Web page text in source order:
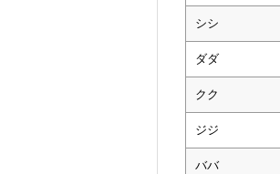
シシ
ダダ
クク
ジジ
ババ